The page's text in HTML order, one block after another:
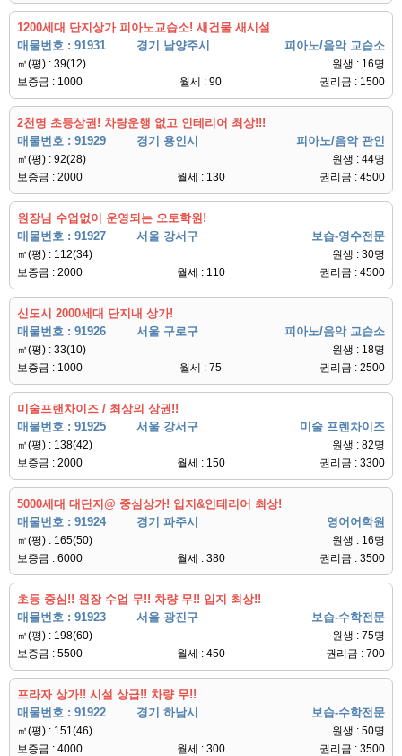
1200세대 단지상가 피아노교습소! 새건물 새시설
매물번호 : 91931
경기 남양주시 피아노/음악 교습소
㎡(평) : 39(12)
원생 : 16명
보증금 : 1000
월세 : 90 권리금 : 1500
2천명 초등상권! 차량운행 없고 인테리어 최상!!!
매물번호 : 91929
경기 용인시 피아노/음악 관인
㎡(평) : 92(28)
원생 : 44명
보증금 : 2000
월세 : 130 권리금 : 4500
원장님 수업없이 운영되는 오토학원!
매물번호 : 91927
서울 강서구 보습-영수전문
㎡(평) : 112(34)
원생 : 30명
보증금 : 2000
월세 : 110 권리금 : 4500
신도시 2000세대 단지내 상가!
매물번호 : 91926
서울 구로구 피아노/음악 교습소
㎡(평) : 33(10)
원생 : 18명
보증금 : 1000
월세 : 75 권리금 : 2500
미술프랜차이즈 / 최상의 상권!!
매물번호 : 91925
서울 강서구 미술 프렌차이즈
㎡(평) : 138(42)
원생 : 82명
보증금 : 2000
월세 : 150 권리금 : 3300
5000세대 대단지@ 중심상가! 입지&인테리어 최상!
매물번호 : 91924
경기 파주시 영어어학원
㎡(평) : 165(50)
원생 : 16명
보증금 : 6000
월세 : 380 권리금 : 3500
초등 중심!! 원장 수업 무!! 차량 무!! 입지 최상!!
매물번호 : 91923
서울 광진구 보습-수학전문
㎡(평) : 198(60)
원생 : 75명
보증금 : 5500
월세 : 450 권리금 : 700
프라자 상가!! 시설 상급!! 차량 무!!
매물번호 : 91922
경기 하남시 보습-수학전문
㎡(평) : 151(46)
원생 : 50명
보증금 : 4000
월세 : 300 권리금 : 3500